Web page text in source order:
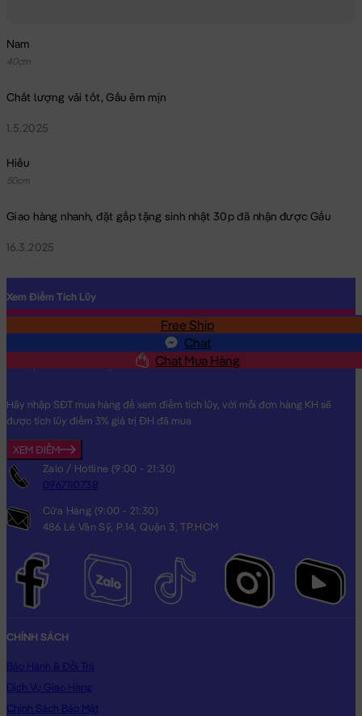
Heo Bông Livheart màu Hồng
Heo bôngLivheart phiên bản lông nhung siêu mịn, bộ lông màu
hồng mịn siêu dễ thương, với chất liệu lông & bông nhập khẩu
cao cấp nên Heo bông rất êm & đẹp
Nam
40cm
Chất lượng vải tốt, Gấu êm mịn
1.5.2025
Hiếu
50cm
Giao hàng nhanh, đặt gấp tặng sinh nhật 30p đã nhận được Gấu
16.3.2025
Free Ship
Chat
Chat Mua Hàng
Xem Điểm Tích Lũy
Hãy nhập SĐT mua hàng để xem điểm tích lũy, với mỗi đơn hàng KH sẽ
được tích lũy điểm 3% giá trị ĐH đã mua
XEM ĐIỂM
Zalo / Hotline (9:00 - 21:30)
0967110738
Cửa Hàng (9:00 - 21:30)
486 Lê Văn Sỹ, P.14, Quận 3, TP.HCM
CHÍNH SÁCH
Bảo Hành & Đổi Trả
Dịch Vụ Giao Hàng
Chính Sách Bảo Mật